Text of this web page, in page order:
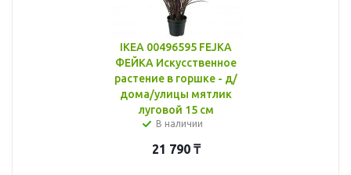
IKEA 00496595 FEJKA
ФЕЙКА Искусственное
растение в горшке - д/
дома/улицы мятлик
луговой 15 см
В наличии
21 790₸